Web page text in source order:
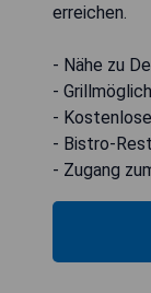
erreichen.
- Nähe zu
-
-
- Bistro-
- Zugang